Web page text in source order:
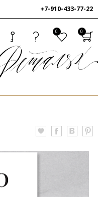
+7-910-433-77-22
0 0